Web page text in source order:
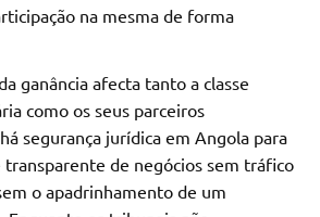
na mesma de forma
ganância afecta tanto a classe
como os seus parceiros
segurança jurídica em Angola para
transparente de negócios sem tráfico
o apadrinhamento de um